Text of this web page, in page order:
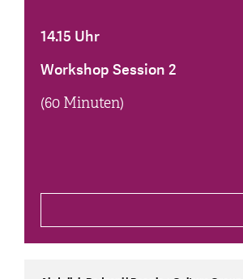
14.15 Uhr
Workshop Session 2
(60 Minuten)